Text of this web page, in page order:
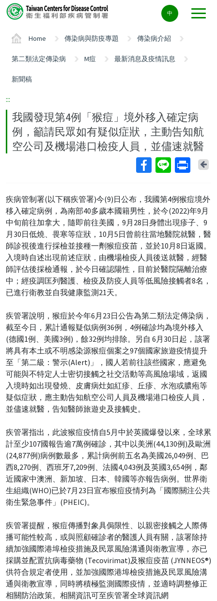
Center
block
中
Home 傳染病與防疫專題 傳染病介紹
第二類法定傳染病 M痘 最新消息及疫情訊息
新聞稿
:::
我國發現第4例「猴痘」境外移入確定病
例，籲請民眾如有疑似症狀，主動告知航
空公司及機場港口檢疫人員，並儘速就醫
疾病管制署(以下稱疾管署)今(9)日公布，我國第4例猴痘境外
移入確定病例，為南部40多歲本國籍男性，於今(2022)年9月
中旬前往加拿大，隨即前往美國，9月28日身體出現疹子、9
月30日低燒、畏寒等症狀，10月5日曾前往當地醫院就醫，醫
師診視後進行採檢並接種一劑猴痘疫苗，並於10月8日返國。
入境時自述出現前述症狀，由機場檢疫人員後送就醫，經醫
師評估後採檢通報，於今日確認陽性，目前於醫院隔離治療
中；經疫調匡列醫護、檢疫及防疫人員等低風險接觸者8名，
已進行衛教並自我健康監測21天。
疾管署說明，猴痘於今年6月23日公告為第二類法定傳染病，
截至今日，累計通報疑似病例36例，4例確診均為境外移入
(德國1例、美國3例)，餘32例均排除。另自 6月30日起，該署
將具有本土或不明感染源猴痘個案之97個國家旅遊疫情提升
至「第二級：警示(Alert)」，國人若前往該些國家，應避免
可能與不特定人士密切接觸之社交活動等高風險場域，返國
入境時如出現發燒、皮膚病灶如紅疹、丘疹、水泡或膿疱等
疑似症狀，應主動告知航空公司人員及機場港口檢疫人員，
並儘速就醫，告知醫師旅遊史及接觸史。
疾管署指出，此波猴痘疫情自5月中於英國爆發以來，全球累
計至少107國報告逾7萬例確診，其中以美洲(44,130例)及歐洲
(24,877例)病例數最多，累計病例前五名為美國26,049例、巴
西8,270例、西班牙7,209例、法國4,043例及英國3,654例，鄰
近國家中澳洲、新加坡、日本、韓國等亦報告病例。世界衛
生組織(WHO)已於7月23日宣布猴痘疫情列為「國際關注公共
衛生緊急事件」(PHEIC)。
疾管署提醒，猴痘傳播對象具侷限性、以親密接觸之人際傳
播可能性較高，或與照顧確診者的醫護人員有關，該署除持
續加強國際港埠檢疫措施及民眾風險溝通與衛教宣導，亦已
採購並配置抗病毒藥物 (Tecovirimat)及猴痘疫苗 (JYNNEOS®)
供符合規定者使用，並加強國際港埠檢疫措施及民眾風險溝
通與衛教宣導，同時將積極監測國際疫情，並適時調整修正
相關防治政策。相關資訊可至疾管署全球資訊網